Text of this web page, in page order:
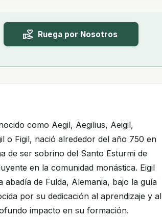
Ruega por Nosotros
como Aegil, Aegilius, Aeigil,
o Figil, nació alrededor del año 750 en
de ser sobrino del Santo Esturmi de
en la comunidad monástica. Eigil
de Fulda, Alemania, bajo la guía
por su dedicación al aprendizaje y al
impacto en su formación.